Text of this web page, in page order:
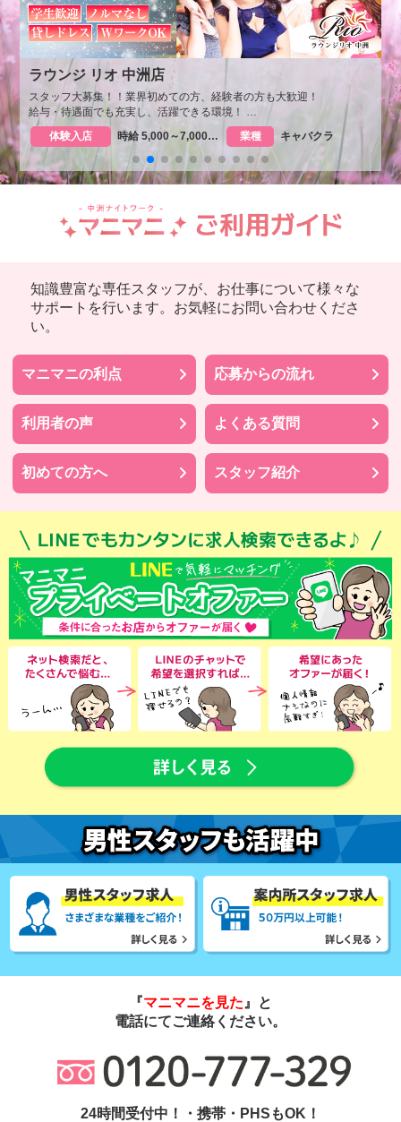
ラウンジ リオ 中洲店
スタッフ大募集！！業界初めての方、経験者の方も大歓迎！
給与・待遇面でも充実し、活躍できる環境！
送迎代無料！ヘアセット完備！
体験入店 時給 5,000～7,000円以上 業種 キャバクラ
知識豊富な専任スタッフが、お仕事について様々な
サポートを行います。お気軽にお問い合わせくださ
い。
マニマニの利点 応募からの流れ
利用者の声 よくある質問
初めての方へ スタッフ紹介
『マニマニを見た 』と
電話にてご連絡ください。
24時間受付中！・携帯・PHSもOK！